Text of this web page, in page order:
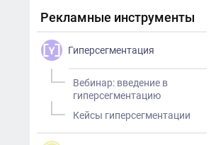
Рекламные инструменты
Гиперсегментация
Вебинар: введение в
гиперсегментацию
Кейсы гиперсегментации